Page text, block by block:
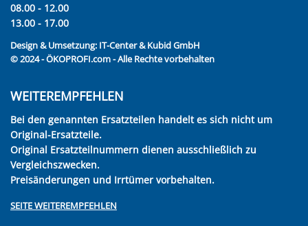
08.00 - 12.00
13.00 - 17.00
Design & Umsetzung: IT-Center & Kubid GmbH
© 2024 - ÖKOPROFI.com - Alle Rechte vorbehalten
WEITEREMPFEHLEN
Bei den genannten Ersatzteilen handelt es sich nicht um
Original-Ersatzteile.
Original Ersatzteilnummern dienen ausschließlich zu
Vergleichszwecken.
Preisänderungen und Irrtümer vorbehalten.
SEITE WEITEREMPFEHLEN